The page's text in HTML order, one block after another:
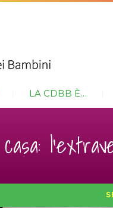
LA CDBB È…
casa: